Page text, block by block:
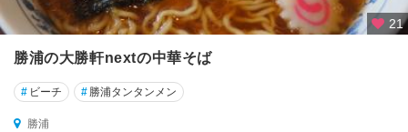
21
勝浦の大勝軒nextの中華そば
# ビーチ # 勝浦タンタンメン
勝浦